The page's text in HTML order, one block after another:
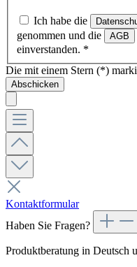
Ich habe die
genommen und die
AGB
einverstanden. *
Die mit einem Stern (*)
Abschicken
Kontaktformular
Haben Sie Fragen?
Produktberatung in Deutsch